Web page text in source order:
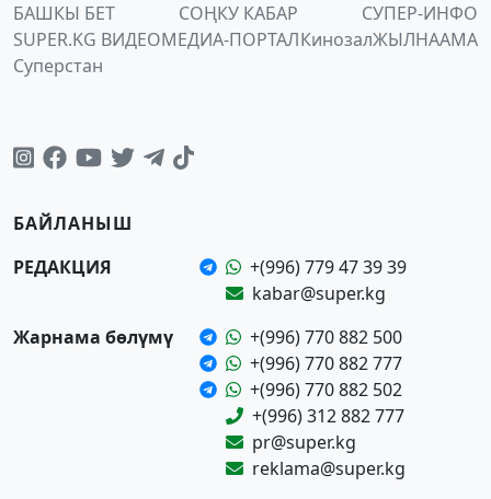
БАШКЫ БЕТ СОҢКУ КАБАР
СУПЕР-ИНФО
SUPER.KG ВИДЕОМЕДИА-ПОРТАЛКинозалЖЫЛНААМА
Суперстан
БАЙЛАНЫШ
РЕДАКЦИЯ
+(996) 779 47 39 39
kabar@super.kg
Жарнама бөлүмү
+(996) 770 882 500
+(996) 770 882 777
+(996) 770 882 502
+(996) 312 882 777
pr@super.kg
reklama@super.kg